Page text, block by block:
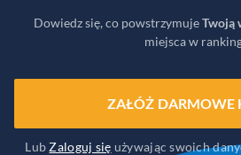
Dowiedz się, co powstrzymujeTwoją
miejsca w
ZAŁÓŻ DARMOWE
LubZaloguj się używając swoich